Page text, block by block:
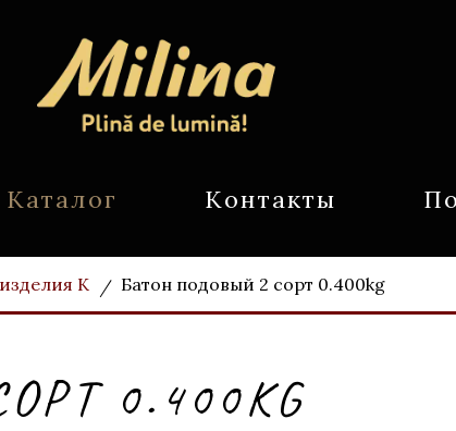
Каталог Контакты
К Батон подовый 2 cорт 0.400kg
0.400KG